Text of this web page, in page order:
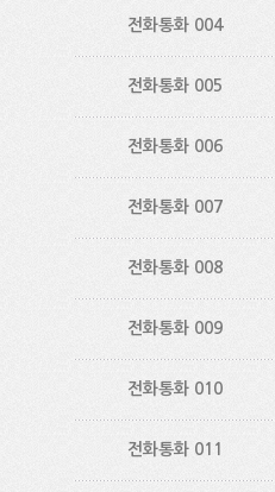
전화통화 004
전화통화 005
전화통화 006
전화통화 007
전화통화 008
전화통화 009
전화통화 010
전화통화 011